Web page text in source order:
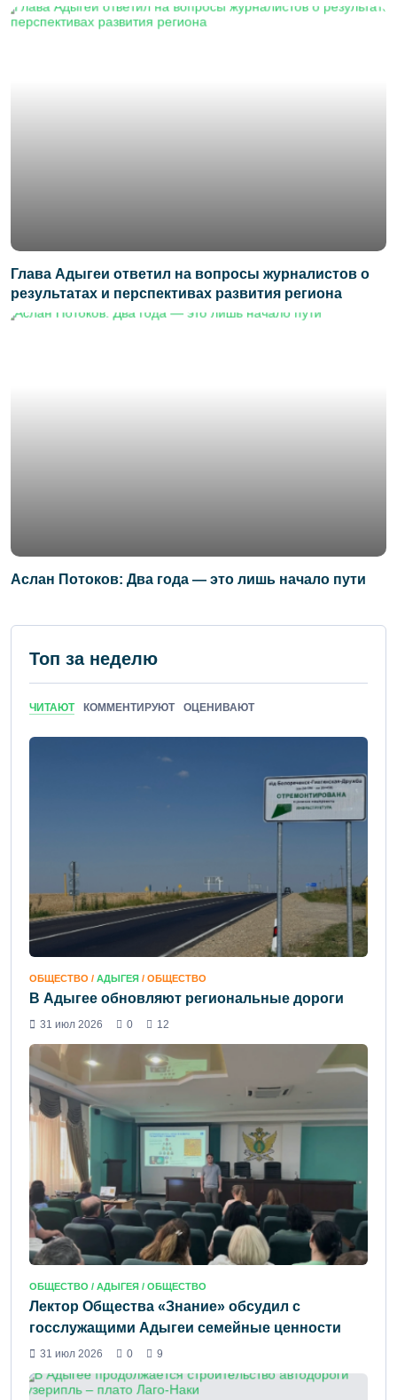
Глава Адыгеи ответил на вопросы журналистов о
результатах и перспективах развития региона
Аслан Потоков: Два года — это лишь начало пути
Топ за неделю
ЧИТАЮТ КОММЕНТИРУЮТ ОЦЕНИВАЮТ
ОБЩЕСТВО / АДЫГЕЯ / ОБЩЕСТВО
В Адыгее обновляют региональные дороги
31 июл 2026 0 12
ОБЩЕСТВО / АДЫГЕЯ / ОБЩЕСТВО
Лектор Общества «Знание» обсудил с
госслужащими Адыгеи семейные ценности
31 июл 2026 0 9